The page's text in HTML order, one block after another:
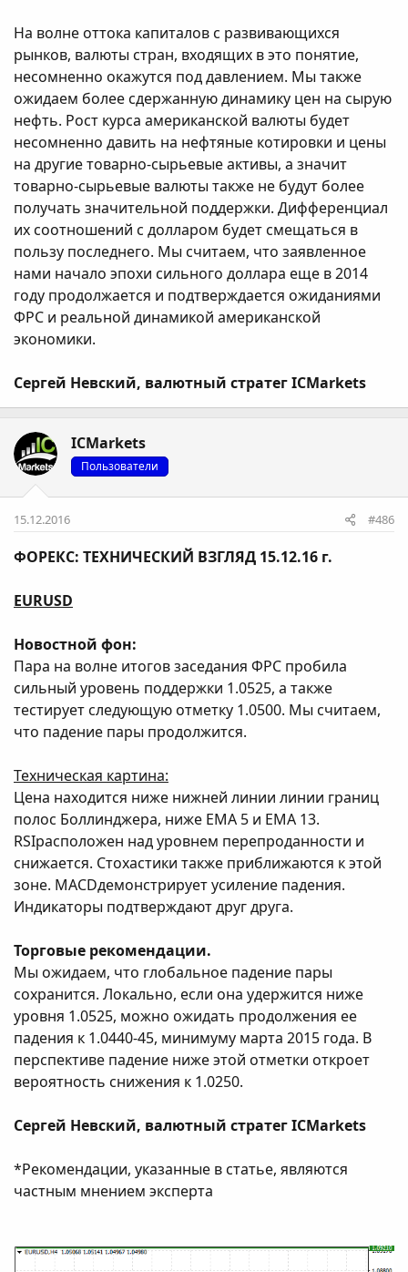
На волне оттока капиталов с развивающихся
рынков, валюты стран, входящих в это понятие,
несомненно окажутся под давлением. Мы также
ожидаем более сдержанную динамику цен на сырую
нефть. Рост курса американской валюты будет
несомненно давить на нефтяные котировки и цены
на другие товарно-сырьевые активы, а значит
товарно-сырьевые валюты также не будут более
получать значительной поддержки. Дифференциал
их соотношений с долларом будет смещаться в
пользу последнего. Мы считаем, что заявленное
нами начало эпохи сильного доллара еще в 2014
году продолжается и подтверждается ожиданиями
ФРС и реальной динамикой американской
экономики.
Сергей Невский, валютный стратег ICMarkets
ICMarkets
Пользователи
15.12.2016 #486
ФОРЕКС: ТЕХНИЧЕСКИЙ ВЗГЛЯД 15.12.16 г.
EURUSD
Новостной фон:
Пара на волне итогов заседания ФРС пробила
сильный уровень поддержки 1.0525, а также
тестирует следующую отметку 1.0500. Мы считаем,
что падение пары продолжится.
Техническая картина:
Цена находится ниже нижней линии линии границ
полос Боллинджера, ниже EМА 5 и ЕМА 13.
RSIрасположен над уровнем перепроданности и
снижается. Стохастики также приближаются к этой
зоне. MACDдемонстрирует усиление падения.
Индикаторы подтверждают друг друга.
Торговые рекомендации.
Мы ожидаем, что глобальное падение пары
сохранится. Локально, если она удержится ниже
уровня 1.0525, можно ожидать продолжения ее
падения к 1.0440-45, минимуму марта 2015 года. В
перспективе падение ниже этой отметки откроет
вероятность снижения к 1.0250.
Сергей Невский, валютный стратег ICMarkets
*Рекомендации, указанные в статье, являются
частным мнением эксперта